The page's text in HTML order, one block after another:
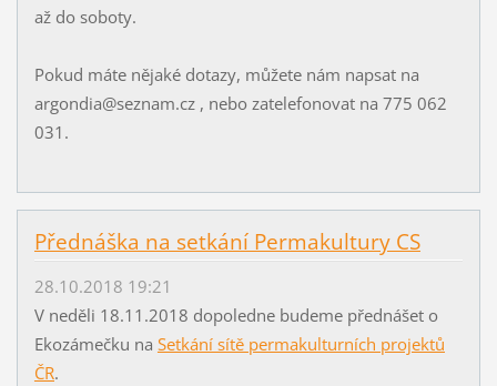
až do soboty.
Pokud máte nějaké dotazy, můžete nám napsat na
argondia@seznam.cz , nebo zatelefonovat na 775 062
031.
Přednáška na setkání Permakultury CS
28.10.2018 19:21
V neděli 18.11.2018 dopoledne budeme přednášet o
Ekozámečku na Setkání sítě permakulturních projektů
ČR.